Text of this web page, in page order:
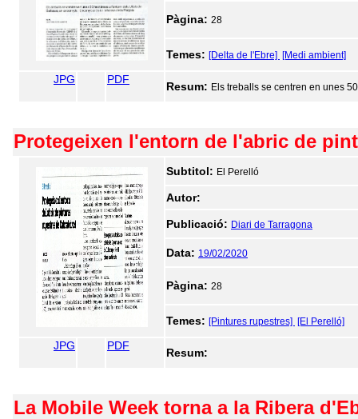
Pàgina: 28
Temes: [Delta de l'Ebre] [Medi ambient]
JPG PDF
Resum: Els treballs se centren en unes
Protegeixen l'entorn de l'abric de
Subtitol: El Perelló
Autor:
Publicació: Diari de Tarragona
Data: 19/02/2020
Pàgina: 28
Temes: [Pintures rupestres] [El Perelló]
JPG PDF
Resum:
La Mobile Week torna a la Ribera